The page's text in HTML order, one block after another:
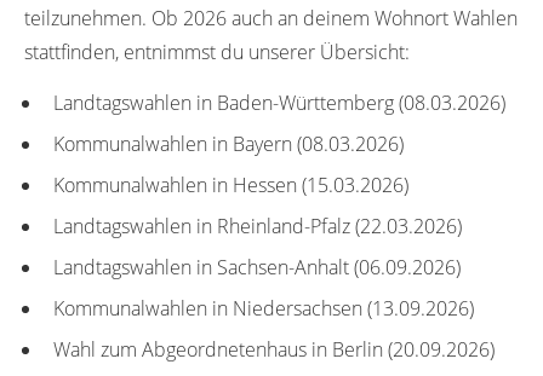
teilzunehmen. Ob 2026 auch an deinem Wohnort Wahlen
stattfinden, entnimmst du unserer Übersicht:
Landtagswahlen in Baden-Württemberg (08.03.2026)
Kommunalwahlen in Bayern (08.03.2026)
Kommunalwahlen in Hessen (15.03.2026)
Landtagswahlen in Rheinland-Pfalz (22.03.2026)
Landtagswahlen in Sachsen-Anhalt (06.09.2026)
Kommunalwahlen in Niedersachsen (13.09.2026)
Wahl zum Abgeordnetenhaus in Berlin (20.09.2026)